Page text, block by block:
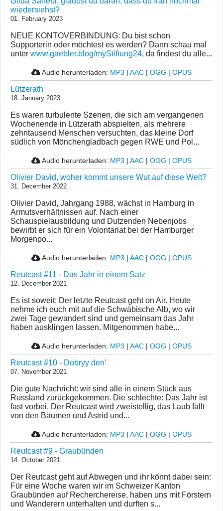
wiedersiehst?
01. February 2023
NEUE KONTOVERBINDUNG: Du bist schon
Supporterin oder möchtest es werden? Dann schau mal
unter www.gaebler.blog/myStiftung24, da findest du alle...
Audio herunterladen: MP3 | AAC | OGG | OPUS
Lützerath
18. January 2023
Es waren turbulente Szenen, die sich am vergangenen
Wochenende in Lützerath abspielten, als mehrere
zehntausend Menschen versuchten, das kleine Dorf
südlich von Mönchengladbach gegen RWE und Pol...
Audio herunterladen: MP3 | AAC | OGG | OPUS
Olivier David, woher kommt unsere Wut auf diese Welt?
31. December 2022
Olivier David, Jahrgang 1988, wächst in Hamburg in
Armutsverhältnissen auf. Nach einer
Schauspielausbildung und Dutzenden Nebenjobs
bewirbt er sich für ein Volontariat bei der Hamburger
Morgenpo...
Audio herunterladen: MP3 | AAC | OGG | OPUS
Reutcast #11 - Das Jahr in einem Satz
12. December 2021
Es ist soweit: Der letzte Reutcast geht on Air. Heute
nehme ich euch mit auf die Schwäbische Alb, wo wir
zwei Tage gewandert sind und gemeinsam das Jahr
haben ausklingen lassen. Mitgenommen habe...
Audio herunterladen: MP3 | AAC | OGG | OPUS
Reutcast #10 - Dobryy den'
07. November 2021
Die gute Nachricht: wir sind alle in einem Stück aus
Russland zurückgekommen. Die schlechte: Das Jahr ist
fast vorbei. Der Reutcast wird zweistellig, das Laub fällt
von den Bäumen und Astrid und...
Audio herunterladen: MP3 | AAC | OGG | OPUS
Reutcast #9 - Graubünden
14. October 2021
Der Reutcast geht auf Abwegen und ihr könnt dabei sein:
Für eine Woche waren wir im Schweizer Kanton
Graubünden auf Recherchereise, haben uns mit Förstern
und Wanderern unterhalten und durften s...